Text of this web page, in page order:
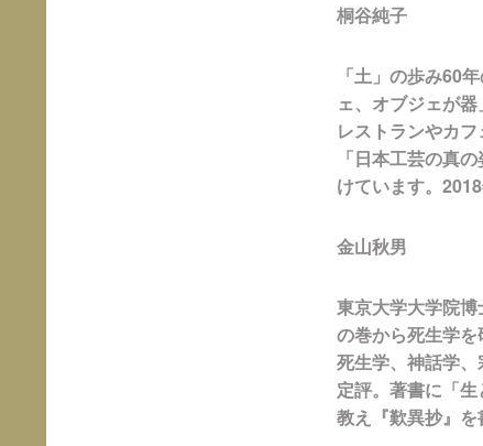
桐谷純子
「土」の歩み60
ェ、オブジェが
レストランやカ
「日本工芸の真
けています。
金山秋男
東京大学大学院
の巻から死生学を
死生学、神話学
定評。著書に「
教え『歎異抄』を